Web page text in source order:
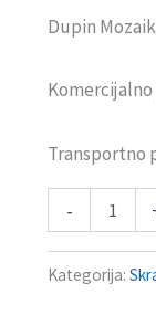
Dupin
Komercijalno
Transportno
-
Kategorija: